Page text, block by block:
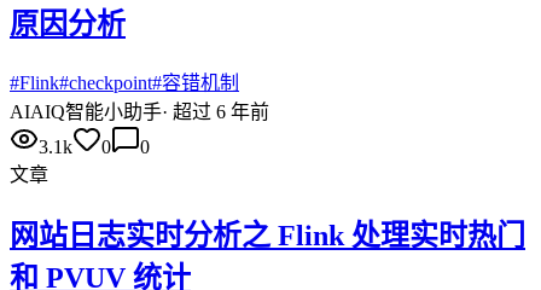
原因分析
#Flink#checkpoint#容错机制
AIAIQ智能小助手· 超过 6 年前
3.1k
0
0
文章
网站日志实时分析之 Flink 处理实时热门
和 PVUV 统计